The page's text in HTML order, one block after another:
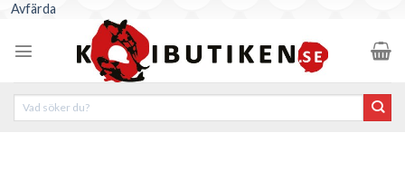
Avfärda
content